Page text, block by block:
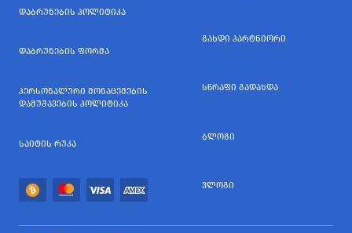
ᲓᲐᲑᲠᲣᲜᲔᲑᲘᲡ ᲞᲝᲚᲘᲢᲘᲙᲐ
ᲓᲐᲑᲠᲣᲜᲔᲑᲘᲡ ᲤᲝᲠᲛᲐ
ᲞᲔᲠᲡᲝᲜᲐᲚᲣᲠᲘ ᲛᲝᲜᲐᲪᲔᲛᲔᲑᲘᲡ
ᲓᲐᲛᲣᲨᲐᲕᲔᲑᲘᲡ ᲞᲝᲚᲘᲢᲘᲙᲐ
ᲡᲐᲘᲢᲘᲡ ᲠᲣᲙᲐ
ᲒᲐᲮᲓᲘ ᲞᲐᲠᲢᲜᲘᲝᲠᲘ
ᲡᲬᲠᲐᲤᲘ ᲒᲐᲓᲐᲮᲓᲐ
ᲑᲚᲝᲒᲘ
ᲕᲚᲝᲒᲘ